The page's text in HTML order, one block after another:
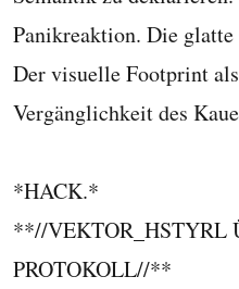
Panikreaktion. Die
Der visuelle Footprint
Vergänglichkeit des
*HACK.*
**//VEKTOR_HSTYRL
PROTOKOLL//**